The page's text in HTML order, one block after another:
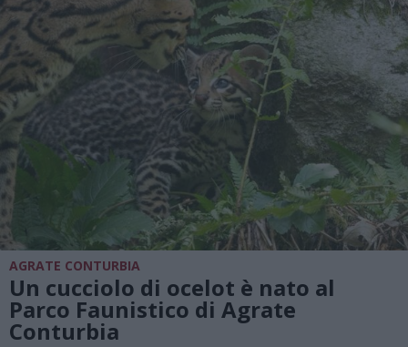
AGRATE CONTURBIA
Un cucciolo di ocelot è nato al
Parco Faunistico di Agrate
Conturbia